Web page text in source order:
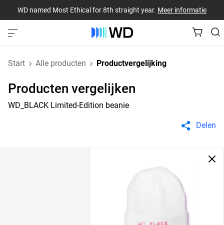
WD named Most Ethical for 8th straight year. Meer informatie
Start Alle producten Productvergelijking
Producten vergelijken
WD_BLACK Limited-Edition beanie
Delen